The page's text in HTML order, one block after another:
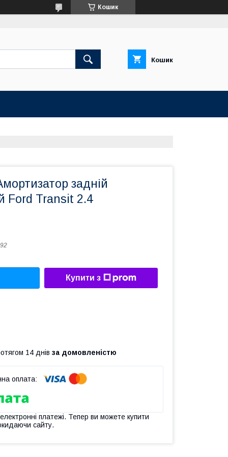
Кошик
Кошик
задній
Ford Transit 2.4
Купити з
14 днів за домовленістю
платежі. Тепер ви можете купити
сайту.